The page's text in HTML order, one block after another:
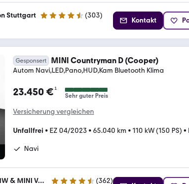
Stuttgart 4.4 Sterne (303)
Kontakt
Gesponsert MINI Countryman D (Cooper)
Autom Navi,LED,Pano,HUD,Kam Bluetooth Klima
23.450 €¹
Sehr guter Preis
Versicherung vergleichen
Unfallfrei • EZ 04/2023 • 65.040 km • 110 kW (150 PS) •
Navi
WELLER Premium GmbH - BMW & MINI Vertragshändler (362)